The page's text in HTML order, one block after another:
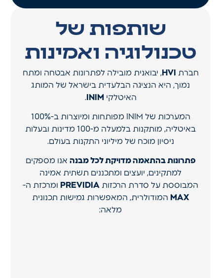
שותפות של
טכנולוגיה ואמינות
חברת HVI, יבואנית מובילה לפתרונות אבטחה ומתח
נמוך, היא הנציגה הבלעדית בישראל של המותג
האיטלקי INIM
.
המערכות של INIM מפותחות ומיוצרות ב-100%
באיטליה, מותקנות בלמעלה מ-100 מדינות ובעלות
ניסיון מוכח של מיליוני התקנות בעולם.
פתרונות בהתאמה מדויקת לכל מבנה אנו מספקים
למתקינים, יועצים ומתכננים תשתית אמינה
המבוססת על סדרת הרכזות PREVIDIA ומרכזת ה-
MAX המודולרית, המאפשרות גמישות תכנונית
מלאה: